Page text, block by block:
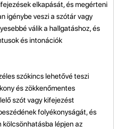
elkapását, és megérteni
igénybe veszi a szótár vagy
válik a hallgatáshoz, és
és intonációk
szókincs lehetővé teszi
és zökkenőmentes
szót vagy kifejezést
folyékonyságát, és
kölcsönhatásba lépjen az